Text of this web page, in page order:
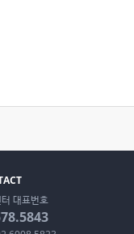
대표번호